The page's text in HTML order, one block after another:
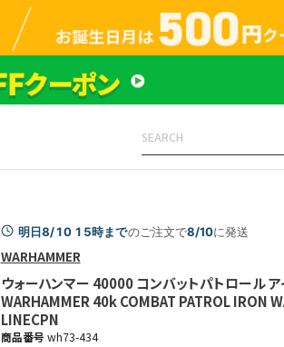
明日8/10 15時までのご注文で8/10に発送
WARHAMMER
ウォーハンマー 40000 コンバットパトロール ア
WARHAMMER 40k COMBAT PATROL IRON
LINECPN
商品番号 wh73-434